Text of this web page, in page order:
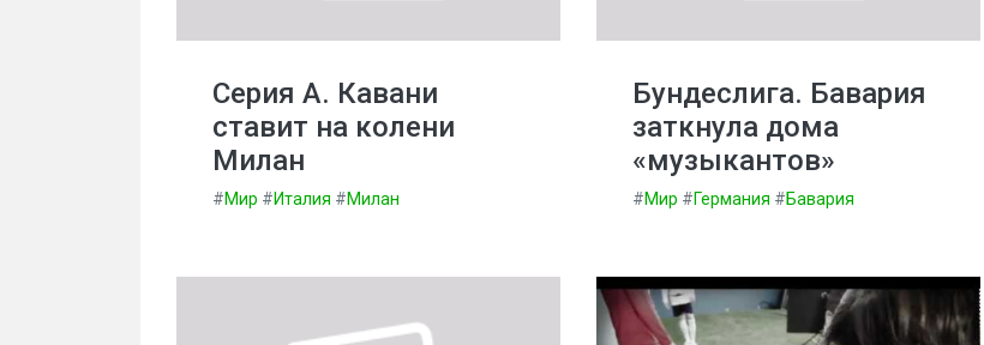
Серия А. Кавани
ставит на колени
Милан
#Мир #Италия #Милан
Бундеслига. Бавария
заткнула дома
«музыкантов»
#Мир #Германия #Бавария